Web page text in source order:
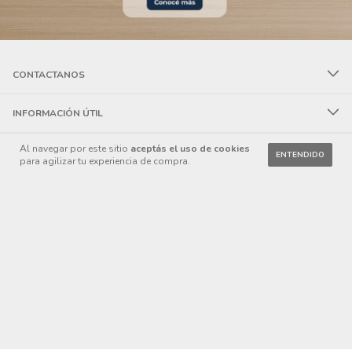
Al navegar por este sitio aceptás el uso de cookies
para agilizar tu experiencia de compra.
ENTENDIDO
CONTACTANOS
INFORMACIÓN ÚTIL
NEWSLETTER